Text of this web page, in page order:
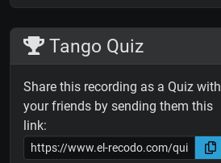
Tango Quiz
Share this recording as a Quiz with
your friends by sending them this
link: